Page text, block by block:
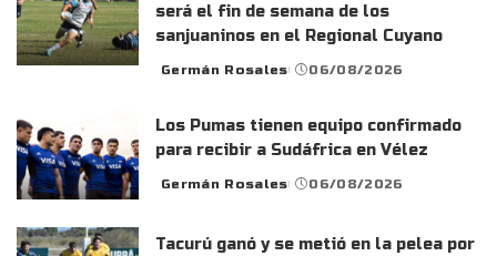
será el fin de semana de los
sanjuaninos en el Regional Cuyano
Posted
Germán Rosales 06/08/2026
Los Pumas tienen equipo confirmado
para recibir a Sudáfrica en Vélez
Posted
Germán Rosales 06/08/2026
Tacurú ganó y se metió en la pelea por